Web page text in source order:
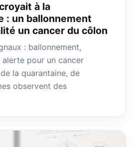
à la
: un ballonnement
un cancer du côlon
: ballonnement,
alerte pour un cancer
la quarantaine, de
observent des